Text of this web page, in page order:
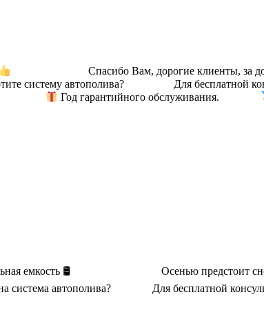
⠀⠀ ⠀⠀⠀⠀ ⠀⠀ Спасибо Вам, дорогие клиенты, за
автополива? ⠀⠀⠀ ⠀⠀ Для бесплатной
⠀⠀ ⠀⠀ Год гарантийного обслуживания. ⠀⠀ ⠀⠀
емкость 🛢 ⠀⠀ ⠀⠀ ⠀ ⠀⠀ ⠀⠀ Осенью предстоит
автополива? ⠀⠀ ⠀⠀ Для бесплатной